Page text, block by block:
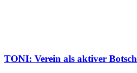
TONI: Verein als aktiver